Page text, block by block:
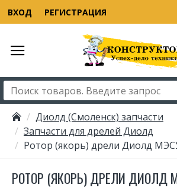
ВХОД РЕГИСТРАЦИЯ
Диолд (Смоленск) запчасти
Запчасти для дрелей Диолд
Ротор (якорь) дрели Диолд
РОТОР (ЯКОРЬ) ДРЕЛИ ДИОЛД